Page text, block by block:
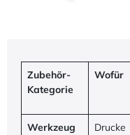
Zubehör-
Kategorie
Wofür
Werkzeug
Drucke